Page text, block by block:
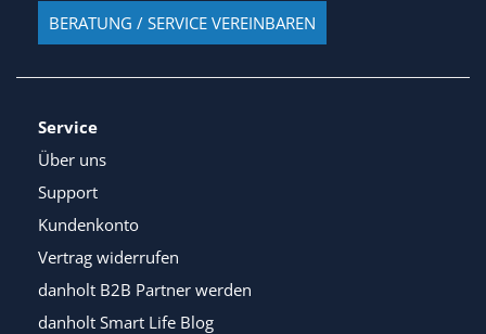
BERATUNG / SERVICE VEREINBAREN
Service
Über uns
Support
Kundenkonto
Vertrag widerrufen
danholt B2B Partner werden
danholt Smart Life Blog